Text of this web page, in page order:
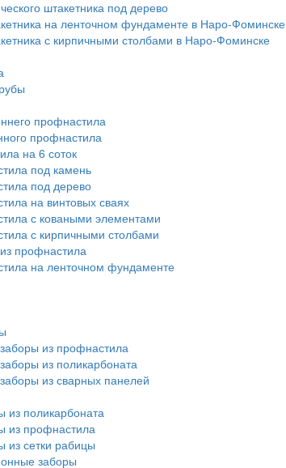
штакетника под дерево
на ленточном фундаменте в Наро-Фоминске
с кирпичными столбами в Наро-Фоминске
профнастила
профнастила
на 6 соток
под камень
под дерево
на винтовых сваях
с коваными элементами
с кирпичными столбами
профнастила
на ленточном фундаменте
из профнастила
из поликарбоната
из сварных панелей
из поликарбоната
из профнастила
из сетки рабицы
заборы